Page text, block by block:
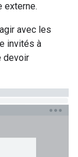
externe.
avec les
invités à
devoir